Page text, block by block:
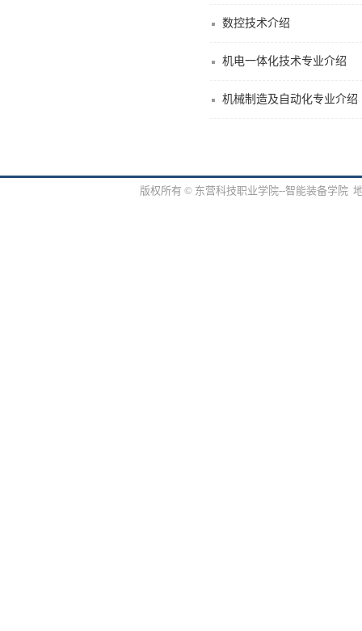
数控技术介绍
机电一体化技术专业介绍
机械制造及自动化专业介绍
版权所有 © 东营科技职业学院--智能装备学院